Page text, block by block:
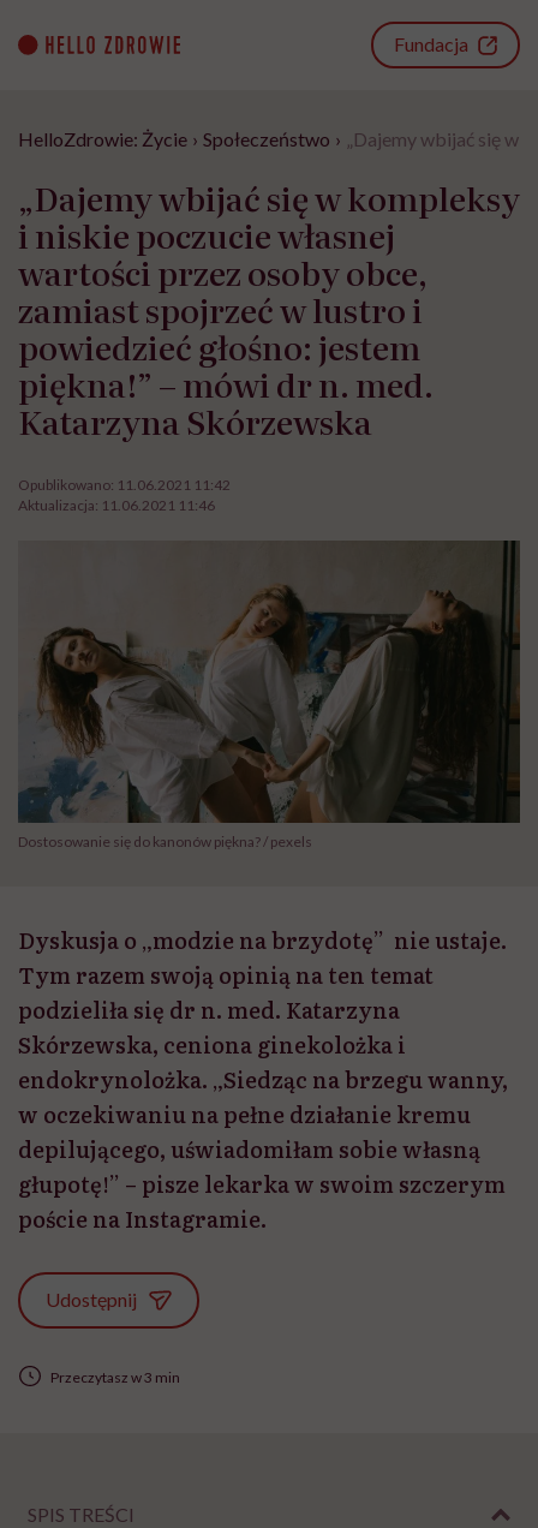
content
Fundacja
HelloZdrowie: Życie › Społeczeństwo › „Dajemy wbijać się w
„Dajemy wbijać się w kompleksy
i niskie poczucie własnej
wartości przez osoby obce,
zamiast spojrzeć w lustro i
powiedzieć głośno: jestem
piękna!” – mówi dr n. med.
Katarzyna Skórzewska
Opublikowano: 11.06.2021 11:42
Aktualizacja: 11.06.2021 11:46
Dostosowanie się do kanonów piękna? / pexels
Dyskusja o „modzie na brzydotę” nie ustaje.
Tym razem swoją opinią na ten temat
podzieliła się dr n. med. Katarzyna
Skórzewska, ceniona ginekolożka i
endokrynolożka. „Siedząc na brzegu wanny,
w oczekiwaniu na pełne działanie kremu
depilującego, uświadomiłam sobie własną
głupotę!” – pisze lekarka w swoim szczerym
poście na Instagramie.
Udostępnij
Przeczytasz w 3 min
SPIS TREŚCI